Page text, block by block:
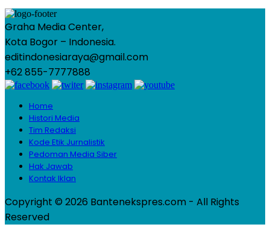
Graha Media Center,
Kota Bogor – Indonesia.
editindonesiaraya@gmail.com
+62 855-7777888
Home
Histori Media
Tim Redaksi
Kode Etik Jurnalistik
Pedoman Media Siber
Hak Jawab
Kontak Iklan
Copyright © 2026 Bantenekspres.com - All Rights
Reserved